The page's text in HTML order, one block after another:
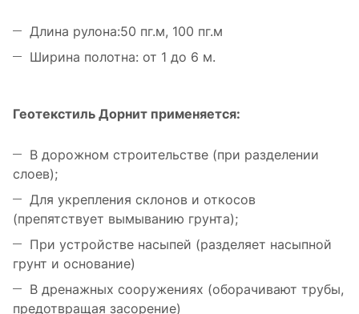
Длина рулона:50 пг.м, 100 пг.м
Ширина полотна: от 1 до 6 м.
Геотекстиль Дорнит применяется:
В дорожном строительстве (при разделении
слоев);
Для укрепления склонов и откосов
(препятствует вымыванию грунта);
При устройстве насыпей (разделяет насыпной
грунт и основание)
В дренажных сооружениях (оборачивают трубы,
предотвращая засорение)